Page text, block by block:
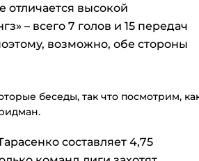
отличается высокой
– всего 7 голов и 15 передач
возможно, обе стороны
беседы, так что посмотрим,
составляет 4,75